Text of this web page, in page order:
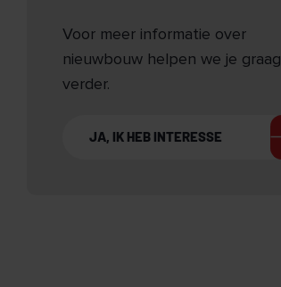
Voor meer informatie over
nieuwbouw helpen we je graag
verder.
JA, IK HEB INTERESSE